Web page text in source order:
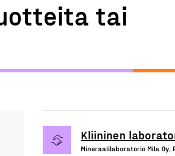
tai
Kliininen
Mineraalilaboratorio Mila Oy,